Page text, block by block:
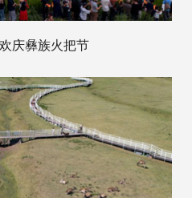
庆彝族火把节